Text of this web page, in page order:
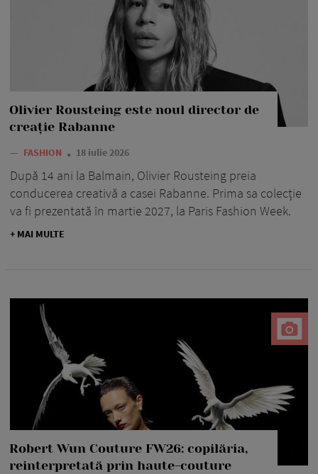
Olivier Rousteing este noul director de
creație Rabanne
— FASHION 18 iulie 2026
După 14 ani la Balmain, Olivier Rousteing preia
conducerea creativă a casei Rabanne. Prima sa colecție
va fi prezentată în martie 2027, la Paris Fashion Week.
+ MAI MULTE
Robert Wun Couture FW26: copilăria,
reinterpretată prin haute-couture